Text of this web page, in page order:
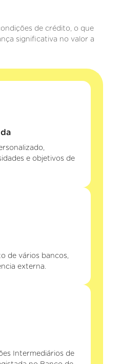
de crédito, o que
significativa no valor a
e objetivos de
de vários bancos,
externa.
Intermediários de